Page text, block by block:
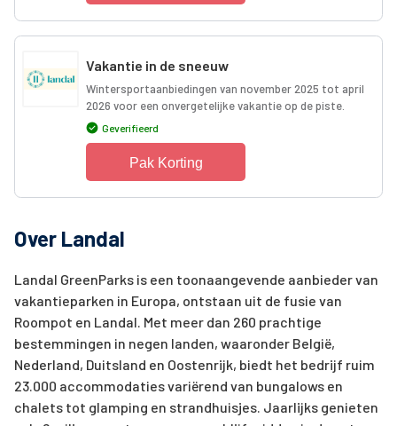
Vakantie in de sneeuw
Wintersportaanbiedingen van november 2025 tot april
2026 voor een onvergetelijke vakantie op de piste.
Geverifieerd
Pak Korting
Over Landal
Landal GreenParks is een toonaangevende aanbieder van
vakantieparken in Europa, ontstaan uit de fusie van
Roompot en Landal. Met meer dan 260 prachtige
bestemmingen in negen landen, waaronder België,
Nederland, Duitsland en Oostenrijk, biedt het bedrijf ruim
23.000 accommodaties variërend van bungalows en
chalets tot glamping en strandhuisjes. Jaarlijks genieten